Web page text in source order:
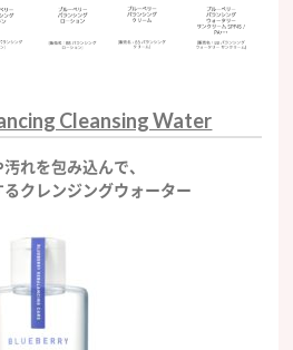
Cleansing Water
れを包み込んで、
クレンジングウォーター